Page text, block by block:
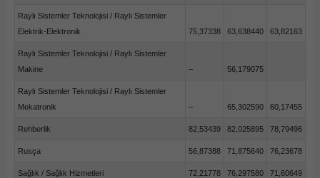
Raylı Sistemler Teknolojisi / Raylı Sistemler
Elektrik-Elektronik
75,37338 63,638440 63,82163
Raylı Sistemler Teknolojisi / Raylı Sistemler
Makine
– 56,179075
Raylı Sistemler Teknolojisi / Raylı Sistemler
Mekatronik
– 65,302590 60,17455
Rehberlik 82,53439 82,025895 78,79496
Rusça 56,87388 71,875640 76,23678
Sağlık / Sağlık Hizmetleri 72,21778 76,297580 71,60649